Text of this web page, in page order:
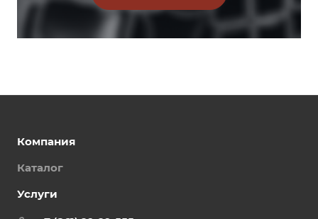
Компания
Каталог
Услуги